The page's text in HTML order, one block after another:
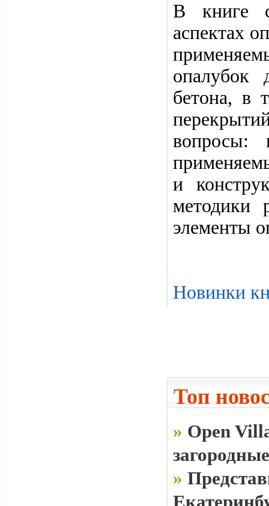
В книге
аспектах
опалубок
бетона, в
вопросы:
и
методики
элементы
Новинки
Топ
» Open
»